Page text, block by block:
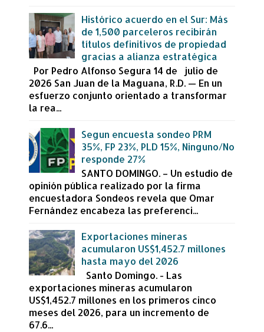
Histórico acuerdo en el Sur: Más
de 1,500 parceleros recibirán
títulos definitivos de propiedad
gracias a alianza estratégica
Por Pedro Alfonso Segura 14 de julio de
2026 San Juan de la Maguana, R.D. — En un
esfuerzo conjunto orientado a transformar
la rea...
Segun encuesta sondeo PRM
35%, FP 23%, PLD 15%, Ninguno/No
responde 27%
SANTO DOMINGO. – Un estudio de
opinión pública realizado por la firma
encuestadora Sondeos revela que Omar
Fernández encabeza las preferenci...
Exportaciones mineras
acumularon US$1,452.7 millones
hasta mayo del 2026
Santo Domingo. - Las
exportaciones mineras acumularon
US$1,452.7 millones en los primeros cinco
meses del 2026, para un incremento de
67.6...